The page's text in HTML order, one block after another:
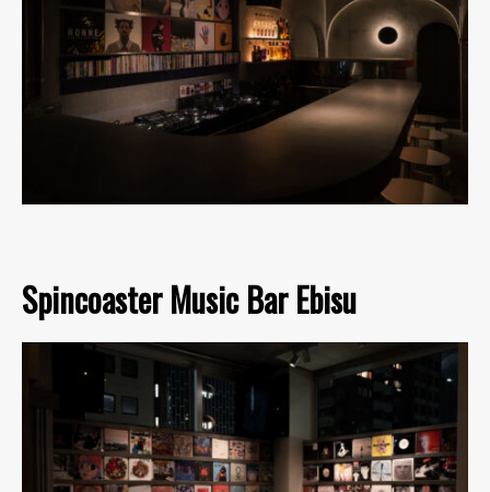
Spincoaster Music Bar Ebisu